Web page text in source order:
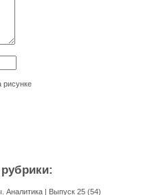
рисунке
Аналитика | Выпуск 25 (54)